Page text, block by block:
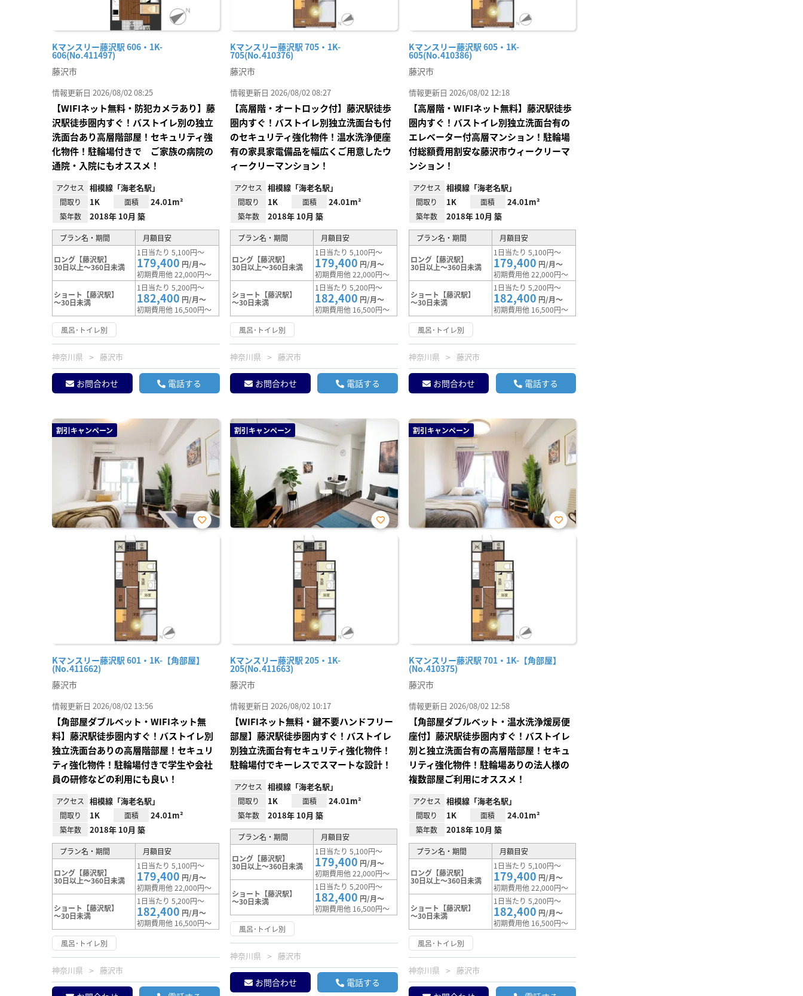
Kマンスリー藤沢駅 606・1K-
606(No.411497)
藤沢市
情報更新日 2026/08/02 08:25
【WIFIネット無料・防犯カメラあり】藤
沢駅徒歩圏内すぐ！バストイレ別の独立
洗面台あり高層階部屋！セキュリティ強
化物件！駐輪場付きで ご家族の病院の
通院・入院にもオススメ！
アクセス 相模線「海老名駅」
間取り 1K 面積 24.01m²
築年数 2018年 10月 築
プラン名・期間 月額目安
ロング【藤沢駅】
30日以上～360日未満
1日当たり 5,100円～
179,400 円/月～
初期費用他 22,000円～
ショート【藤沢駅】
～30日未満
1日当たり 5,200円～
182,400 円/月～
初期費用他 16,500円～
風呂･トイレ別
神奈川県 藤沢市
お問合わせ 電話する
Kマンスリー藤沢駅 705・1K-
705(No.410376)
藤沢市
情報更新日 2026/08/02 08:27
【高層階・オートロック付】藤沢駅徒歩
圏内すぐ！バストイレ別独立洗面台も付
のセキュリティ強化物件！温水洗浄便座
有の家具家電備品を幅広くご用意したウ
ィークリーマンション！
アクセス 相模線「海老名駅」
間取り 1K 面積 24.01m²
築年数 2018年 10月 築
プラン名・期間 月額目安
ロング【藤沢駅】
30日以上～360日未満
1日当たり 5,100円～
179,400 円/月～
初期費用他 22,000円～
ショート【藤沢駅】
～30日未満
1日当たり 5,200円～
182,400 円/月～
初期費用他 16,500円～
風呂･トイレ別
神奈川県 藤沢市
お問合わせ 電話する
Kマンスリー藤沢駅 605・1K-
605(No.410386)
藤沢市
情報更新日 2026/08/02 12:18
【高層階・WIFIネット無料】藤沢駅徒歩
圏内すぐ！バストイレ別独立洗面台有の
エレベーター付高層マンション！駐輪場
付総額費用割安な藤沢市ウィークリーマ
ンション！
アクセス 相模線「海老名駅」
間取り 1K 面積 24.01m²
築年数 2018年 10月 築
プラン名・期間 月額目安
ロング【藤沢駅】
30日以上～360日未満
1日当たり 5,100円～
179,400 円/月～
初期費用他 22,000円～
ショート【藤沢駅】
～30日未満
1日当たり 5,200円～
182,400 円/月～
初期費用他 16,500円～
風呂･トイレ別
神奈川県 藤沢市
お問合わせ 電話する
割引キャンペーン
Kマンスリー藤沢駅 601・1K-【角部屋】
(No.411662)
お気
藤沢市
情報更新日 2026/08/02 13:56
【角部屋ダブルベット・WIFIネット無
料】藤沢駅徒歩圏内すぐ！バストイレ別
独立洗面台ありの高層階部屋！セキュリ
ティ強化物件！駐輪場付きで学生や会社
員の研修などの利用にも良い！
アクセス 相模線「海老名駅」
間取り 1K 面積 24.01m²
築年数 2018年 10月 築
プラン名・期間 月額目安
ロング【藤沢駅】
30日以上～360日未満
1日当たり 5,100円～
179,400 円/月～
初期費用他 22,000円～
ショート【藤沢駅】
～30日未満
1日当たり 5,200円～
182,400 円/月～
初期費用他 16,500円～
風呂･トイレ別
神奈川県 藤沢市
割引キャンペーン
Kマンスリー藤沢駅 205・1K-
205(No.411663)
お気
藤沢市
情報更新日 2026/08/02 10:17
【WIFIネット無料・鍵不要ハンドフリー
部屋】藤沢駅徒歩圏内すぐ！バストイレ
別独立洗面台有セキュリティ強化物件！
駐輪場付でキーレスでスマートな設計！
アクセス 相模線「海老名駅」
間取り 1K 面積 24.01m²
築年数 2018年 10月 築
プラン名・期間 月額目安
ロング【藤沢駅】
30日以上～360日未満
1日当たり 5,100円～
179,400 円/月～
初期費用他 22,000円～
ショート【藤沢駅】
～30日未満
1日当たり 5,200円～
182,400 円/月～
初期費用他 16,500円～
風呂･トイレ別
神奈川県 藤沢市
お問合わせ 電話する
割引キャンペーン
Kマンスリー藤沢駅 701・1K-【角部屋】
(No.410375)
お気
藤沢市
情報更新日 2026/08/02 12:58
【角部屋ダブルベット・温水洗浄煖房便
座付】藤沢駅徒歩圏内すぐ！バストイレ
別と独立洗面台有の高層階部屋！セキュ
リティ強化物件！駐輪場ありの法人様の
複数部屋ご利用にオススメ！
アクセス 相模線「海老名駅」
間取り 1K 面積 24.01m²
築年数 2018年 10月 築
プラン名・期間 月額目安
ロング【藤沢駅】
30日以上～360日未満
1日当たり 5,100円～
179,400 円/月～
初期費用他 22,000円～
ショート【藤沢駅】
～30日未満
1日当たり 5,200円～
182,400 円/月～
初期費用他 16,500円～
風呂･トイレ別
神奈川県 藤沢市